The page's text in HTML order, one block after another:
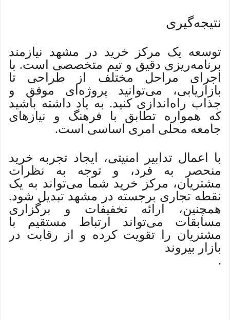
نتیجه‌گیری
توسعه یک مرکز خرید در مشهد نیازمند
برنامه‌ریزی دقیق و تیم متخصصی است. با
اجرای مراحل مختلف از طراحی تا
بازاریابی، می‌توانید پروژه‌ای موفق و
جذاب راه‌اندازی کنید. به یاد داشته باشید
که همواره تطابق با فرهنگ و نیازهای
جامعه محلی امری اساسی است.
با اعمال تدابیر امنیتی، ایجاد تجربه خرید
منحصر به فرد، و توجه به نظرات
مشتریان، مرکز خرید شما می‌تواند به یک
نقطه تجاری برجسته در مشهد تبدیل شود.
همچنین، ارائه تخفیفات و برگزاری
مسابقات می‌تواند ارتباط مستقیم با
مشتریان را تقویت کرده و از رقابت در
بازار بیروند
.